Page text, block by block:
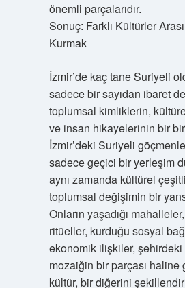
önemli parçalarıdır.
Sonuç: Farklı Kültürler
Kurmak
İzmir’de kaç tane Suriyeli
sadece bir sayıdan ibaret
toplumsal kimliklerin,
ve insan hikayelerinin bir
İzmir’deki Suriyeli
sadece geçici bir yerleşim
aynı zamanda kültürel
toplumsal değişimin bir
Onların yaşadığı
ritüeller, kurduğu sosyal
ekonomik ilişkiler,
mozaiğin bir parçası haline
kültür, bir diğerini